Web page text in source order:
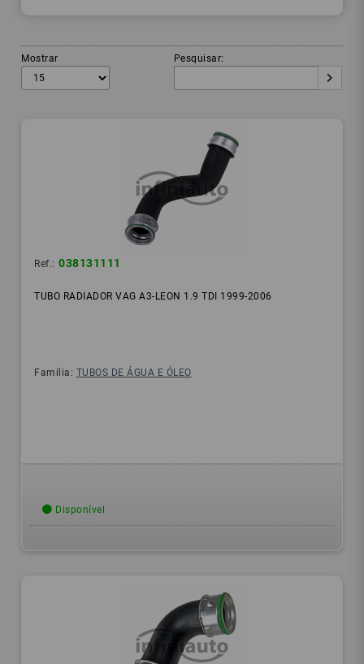
Mostrar Pesquisar:
Ref.: 038131111
TUBO RADIADOR VAG A3-LEON 1.9 TDI 1999-2006
Família: TUBOS DE ÁGUA E ÓLEO
Disponível